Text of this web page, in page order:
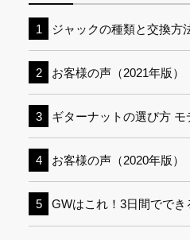
ジャックの種類と交換方
お客様の声（2021年版）
ギターナットの選び方 モ
お客様の声（2020年版）
GWはこれ！3日間ででき